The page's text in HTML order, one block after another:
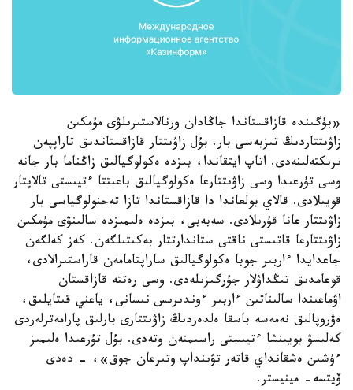
«بۇگىندە قازاقستاندا جاڭادان ورنالاستىرىلۋى مۇمكىن
زاۋىتتاردىڭ تىزبەسى بار. بۇل زاۋىتتار قازاقستاندىق تاراپپەن
ىرىكتەلىنەدى. اتاپ ايتقاندا، بىزدە ەكولوگيالىق زاڭناما بار جانە
وسى تۇرعىدا وسى زاۋىتتارعا ەكولوگيالىق باعىتتا ءتيىستى تالاپتار
قويىلادى. قالاي بولعاندا دا قازاقستاندا تازا تەحنولوگياسى بار
زاۋىتتار عانا قۇرىلادى. سەبەبى، بىزدە ەلىمىزدە سالىنۋى مۇمكىن
زاۋىتتارعا قاتىستى ناقتى ستاندارتتار بەكىتىلگەن. كەز كەلگەن
جاعدايدا ءاربىر جوبا ەكولوگيالىق ساراپتامامەن قاراستىرالادى،
قوعامدىق تىڭداۋلار جۇرگىزىلەدى. وسى رەتتە قازاقستان
اۋماعىندا سالىناتىن ءاربىر ءوندىرىس نىسانى، ياعني قىتايلىق،
ەۋروپالىق نەمەسە باسقا ەلدەردىڭ زاۋىتتارى بارلىق پارامەترلەردى
كەلىسۋ بويىنشا ءتيىستى راسىمنەن وتەدى. بۇل تۇرعىدا ەلىمىز
ءۇشىن ەشقانداي قاتەر تۋىنداپ وتىرعان جوق»، - دەدى
ۆيتسە- مينيستر.